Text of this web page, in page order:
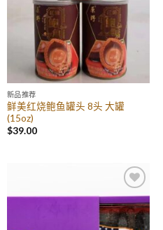
新品推荐
鲜美红烧鲍鱼罐头 8头 大罐
(15oz)
$39.00
Add to
Wishlist